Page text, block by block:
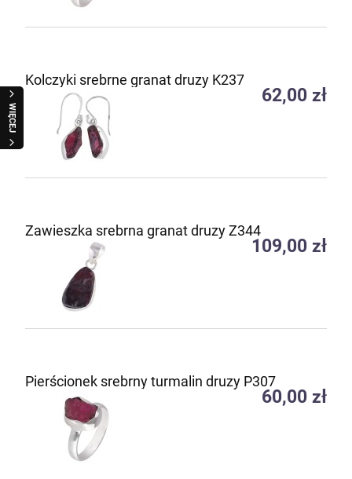
WIĘCEJ
Kolczyki srebrne granat druzy K237
62,00 zł
Zawieszka srebrna granat druzy Z344
109,00 zł
Pierścionek srebrny turmalin druzy P307
60,00 zł